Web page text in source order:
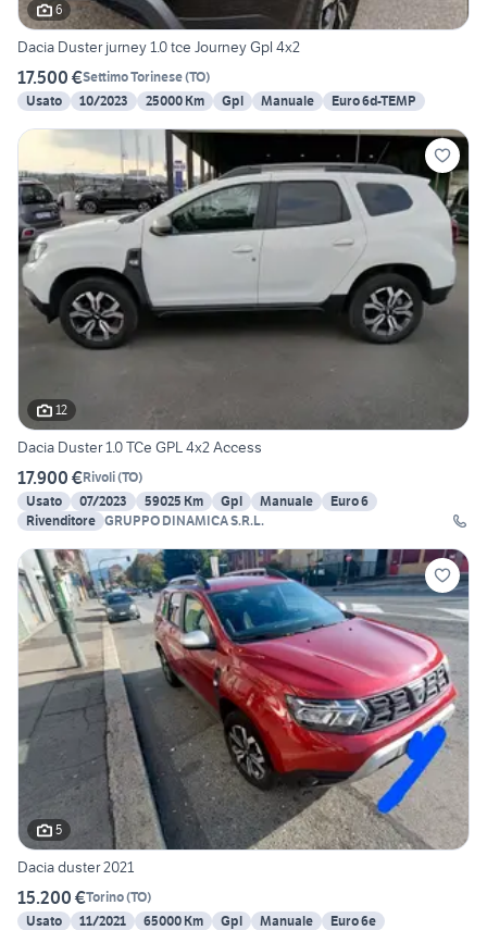
6
Dacia Duster jurney 1.0 tce Journey Gpl 4x2
17.500 €Settimo Torinese(TO)
Usato
10/2023 25000 Km Gpl Manuale Euro 6d-TEMP
12
Dacia Duster 1.0 TCe GPL 4x2 Access
17.900 €Rivoli(TO)
Usato
07/2023 59025 Km Gpl Manuale
Euro 6
Rivenditore GRUPPO DINAMICA S.R.L.
5
Dacia duster 2021
15.200 €Torino(TO)
Usato
11/2021 65000 Km Gpl Manuale Euro 6e